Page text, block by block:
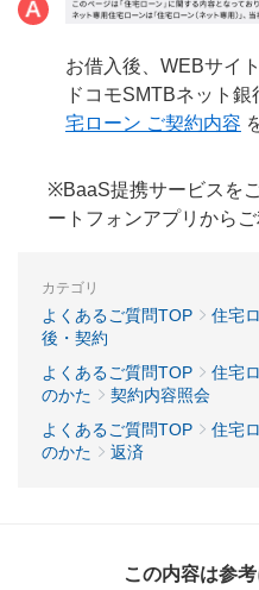
お借入後、WEBサイ
ドコモSMTBネット銀
宅ローン ご契約内容
※BaaS提携サービスを
ートフォンアプリからご
カテゴリ
よくあるご質問TOP 住宅
後・契約
よくあるご質問TOP
住宅
のかた
契約内容照会
よくあるご質問TOP
住宅
のかた
返済
この内容は参